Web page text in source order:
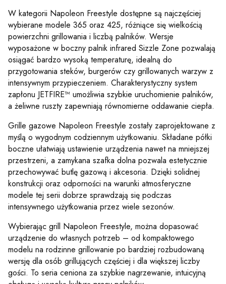
W kategorii Napoleon Freestyle dostępne są najczęściej
wybierane modele 365 oraz 425, różniące się wielkością
powierzchni grillowania i liczbą palników. Wersje
wyposażone w boczny palnik infrared Sizzle Zone pozwalają
osiągać bardzo wysoką temperaturę, idealną do
przygotowania steków, burgerów czy grillowanych warzyw z
intensywnym przypieczeniem. Charakterystyczny system
zapłonu JETFIRE™ umożliwia szybkie uruchomienie palników,
a żeliwne ruszty zapewniają równomierne oddawanie ciepła.
Grille gazowe Napoleon Freestyle zostały zaprojektowane z
myślą o wygodnym codziennym użytkowaniu. Składane półki
boczne ułatwiają ustawienie urządzenia nawet na mniejszej
przestrzeni, a zamykana szafka dolna pozwala estetycznie
przechowywać butlę gazową i akcesoria. Dzięki solidnej
konstrukcji oraz odporności na warunki atmosferyczne
modele tej serii dobrze sprawdzają się podczas
intensywnego użytkowania przez wiele sezonów.
Wybierając grill Napoleon Freestyle, można dopasować
urządzenie do własnych potrzeb – od kompaktowego
modelu na rodzinne grillowanie po bardziej rozbudowaną
wersję dla osób grillujących częściej i dla większej liczby
gości. To seria ceniona za szybkie nagrzewanie, intuicyjną